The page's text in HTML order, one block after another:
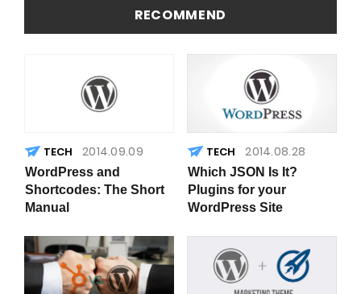
方法
RECOMMEND
2014.09.09
WordPress and
Shortcodes: The Short
Manual
2014.08.28
Which JSON Is It?
Plugins for your
WordPress Site